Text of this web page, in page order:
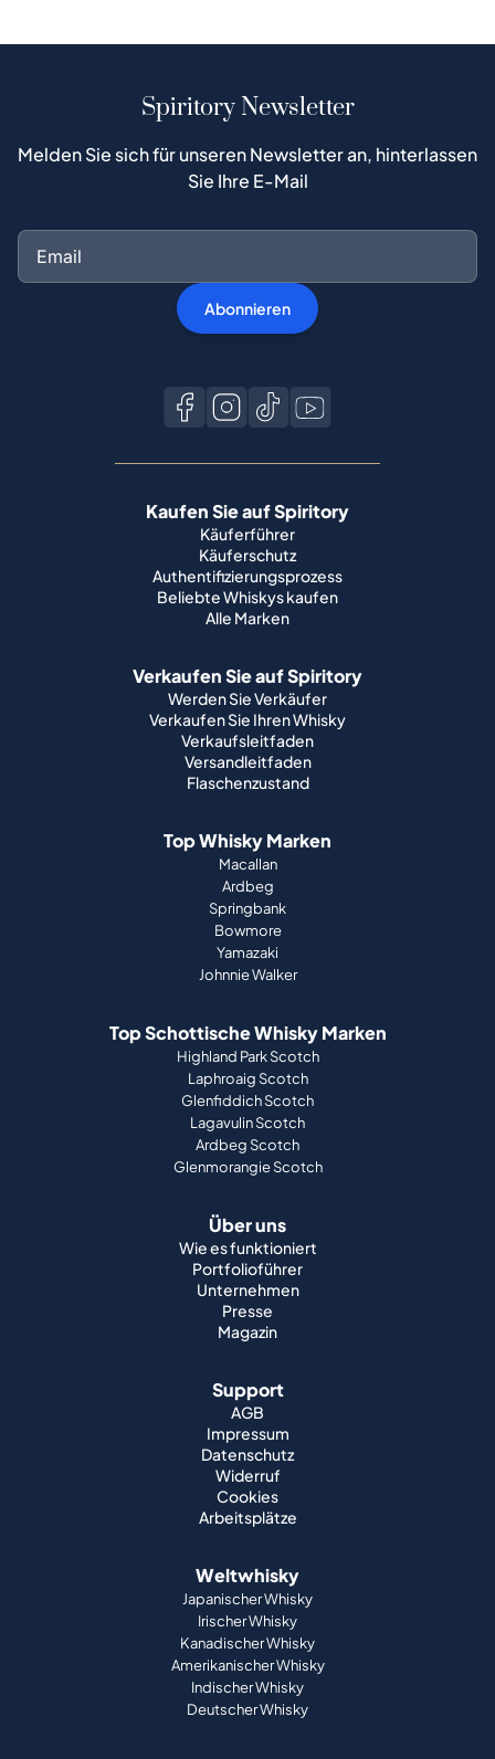
Spiritory Newsletter
Melden Sie sich für unseren Newsletter an, hinterlassen
Sie Ihre E-Mail
Abonnieren
Kaufen Sie auf Spiritory
Käuferführer
Käuferschutz
Authentifizierungsprozess
Beliebte Whiskys kaufen
Alle Marken
Verkaufen Sie auf Spiritory
Werden Sie Verkäufer
Verkaufen Sie Ihren Whisky
Verkaufsleitfaden
Versandleitfaden
Flaschenzustand
Top Whisky Marken
Macallan
Ardbeg
Springbank
Bowmore
Yamazaki
Johnnie Walker
Top Schottische Whisky Marken
Highland Park Scotch
Laphroaig Scotch
Glenfiddich Scotch
Lagavulin Scotch
Ardbeg Scotch
Glenmorangie Scotch
Über uns
Wie es funktioniert
Portfolioführer
Unternehmen
Presse
Magazin
Support
AGB
Impressum
Datenschutz
Widerruf
Cookies
Arbeitsplätze
Weltwhisky
Japanischer Whisky
Irischer Whisky
Kanadischer Whisky
Amerikanischer Whisky
Indischer Whisky
Deutscher Whisky